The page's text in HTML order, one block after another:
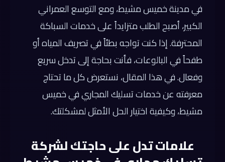
في مدينة خميس مشيط، ومع التوسع العمراني
الكبير، أصبح الطلب متزايداً على خدمات السباكة
المحترفة. إذا كنت تواجه بطئاً في تصريف المياه أو
طفحاً في البالوعات، فأنت بحاجة إلى تدخل سريع
وفعال. في هذا المقال، نستعرض كل ما تحتاج
معرفته عن خدمات تسليك المجاري في خميس
مشيط، وكيفية اختيار الحل الأمثل لمشكلتك.
علامات تدل على حاجتك لشركة